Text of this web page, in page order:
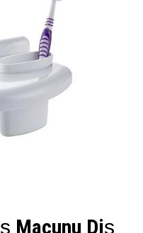
Macunu Diş